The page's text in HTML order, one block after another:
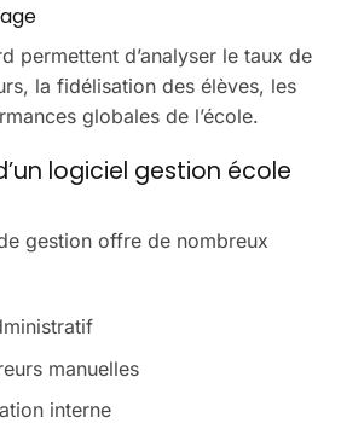
permettent d’analyser le taux de
la fidélisation des élèves, les
globales de l’école.
logiciel gestion école
gestion offre de nombreux
manuelles
interne